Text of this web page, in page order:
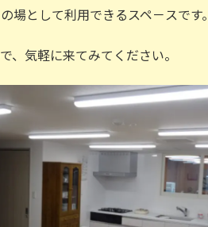
の場として利用できるスペ－スです。
、気軽に来てみてください。